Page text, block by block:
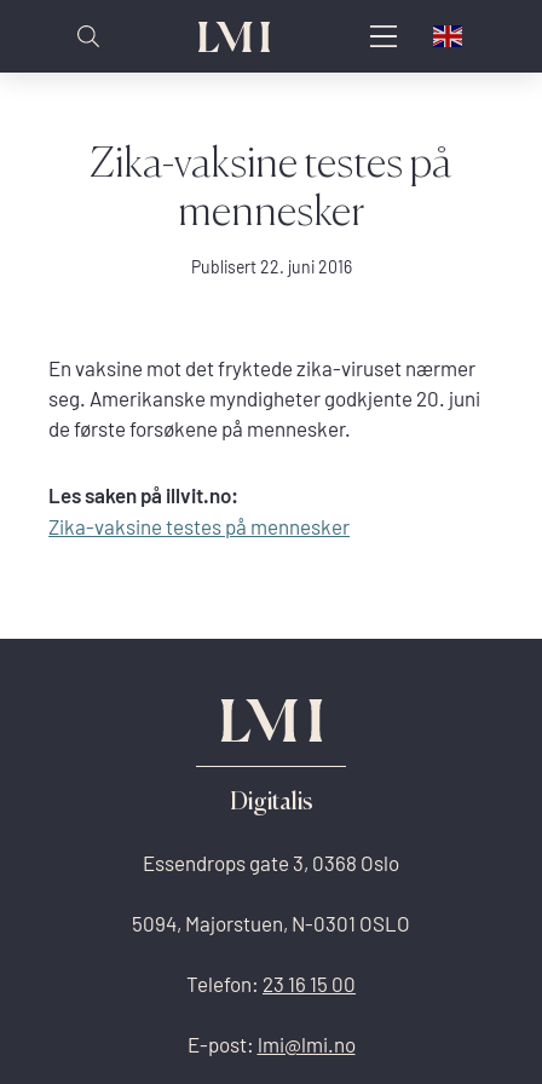
Zika-vaksine testes på
mennesker
Publisert 22. juni 2016
En vaksine mot det fryktede zika-viruset nærmer
seg. Amerikanske myndigheter godkjente 20. juni
de første forsøkene på mennesker.
Les saken på illvit.no:
Zika-vaksine testes på mennesker
Digitalis
Essendrops gate 3, 0368 Oslo
5094, Majorstuen, N-0301 OSLO
Telefon: 23 16 15 00
E-post: lmi@lmi.no